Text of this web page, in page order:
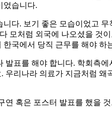
었습니다.
다. 보기 좋은 모습이었고
모처럼 외국에 나오셨을 것
국에서 당직 근무를 해야
표를 해야 합니다. 학회측
리나라 의료가 지금처럼
혹은 포스터 발표를 했을